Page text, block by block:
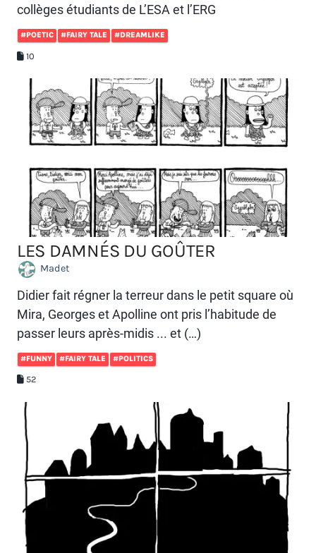
collèges étudiants de L’ESA et l’ERG
#POETIC #FAIRY TALE #DREAMLIKE
10
LES DAMNÉS DU GOÛTER
Madet
Didier fait régner la terreur dans le petit square où
Mira, Georges et Apolline ont pris l’habitude de
passer leurs après-midis ... et (…)
#FUNNY #FAIRY TALE #POLITICS
52